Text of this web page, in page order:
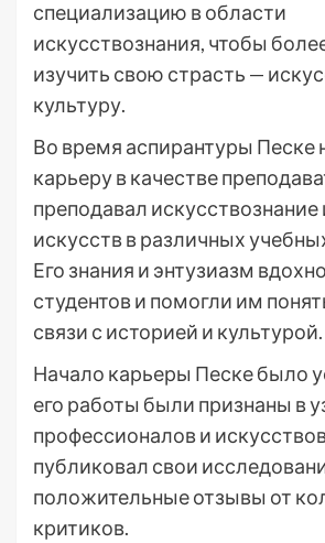
специализацию в области
искусствознания, чтобы
изучить свою страсть —
культуру.
Во время аспирантуры Песке
карьеру в качестве
преподавал
искусств в различных
Его знания и энтузиазм
студентов и помогли им
связи с историей и культурой.
Начало карьеры Песке было
его работы были признаны в
профессионалов и
публиковал свои
положительные отзывы от
критиков.